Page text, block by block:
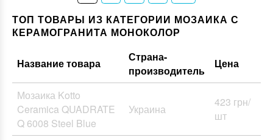
ТОП ТОВАРЫ ИЗ КАТЕГОРИИ МОЗАИКА С
КЕРАМОГРАНИТА МОНОКОЛОР
Название товара
Страна-
производитель
Цена
Мозаика Kotto
Ceramica QUADRATE
Q 6008 Steel Blue
Украина
423 грн/
шт